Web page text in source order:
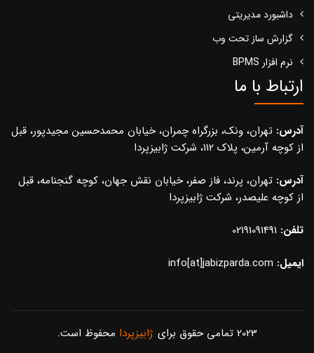
داشبورد مدیریتی
گزارش ساز تحت وب
نرم افزار BPMS
ارتباط با ما
آدرس: تهران، ونک، بزرگراه چمران، خیابان محمدحسین مجیدپور، قبل
از کوچه آرمین، پلاک 112، شرکت ژابیزپردا
آدرس: تهران، پرند، فاز صفر، خیابان نقش جهان، کوچه گنجنامه، قبل
از کوچه علیصدر، شرکت ژابیزپردا
تلفن: 02191091491
ایمیل: info[at]jabizparda.com
2023 تمامی حقوق برای ژابیزپردا محفوظ است.